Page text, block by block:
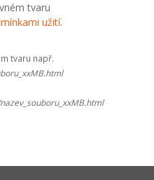
tvaru
užití.
tvaru např.